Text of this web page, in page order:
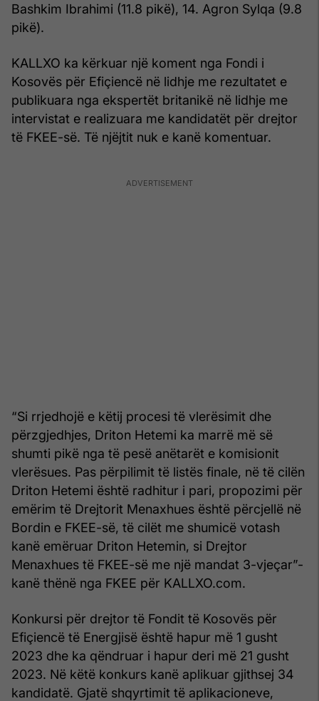
Bashkim Ibrahimi (11.8 pikë), 14. Agron Sylqa (9.8
pikë).
KALLXO ka kërkuar një koment nga Fondi i
Kosovës për Efiçiencë në lidhje me rezultatet e
publikuara nga ekspertët britanikë në lidhje me
intervistat e realizuara me kandidatët për drejtor
të FKEE-së. Të njëjtit nuk e kanë komentuar.
“Si rrjedhojë e këtij procesi të vlerësimit dhe
përzgjedhjes, Driton Hetemi ka marrë më së
shumti pikë nga të pesë anëtarët e komisionit
vlerësues. Pas përpilimit të listës finale, në të cilën
Driton Hetemi është radhitur i pari, propozimi për
emërim të Drejtorit Menaxhues është përcjellë në
Bordin e FKEE-së, të cilët me shumicë votash
kanë emëruar Driton Hetemin, si Drejtor
Menaxhues të FKEE-së me një mandat 3-vjeçar”-
kanë thënë nga FKEE për KALLXO.com.
Konkursi për drejtor të Fondit të Kosovës për
Efiçiencë të Energjisë është hapur më 1 gusht
2023 dhe ka qëndruar i hapur deri më 21 gusht
2023. Në këtë konkurs kanë aplikuar gjithsej 34
kandidatë. Gjatë shqyrtimit të aplikacioneve,